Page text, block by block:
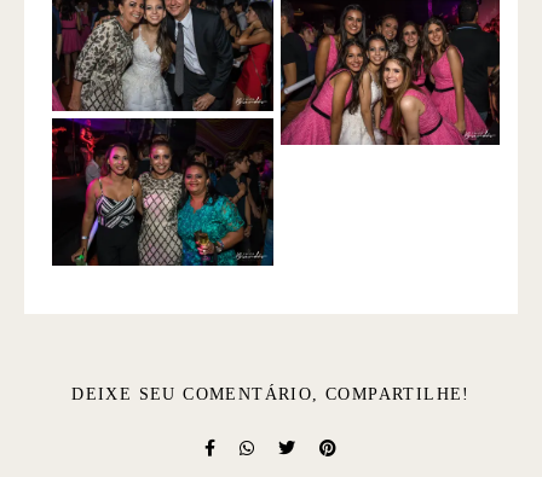
DEIXE SEU COMENTÁRIO, COMPARTILHE!